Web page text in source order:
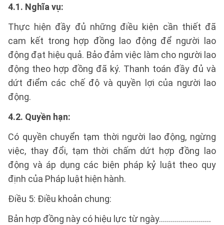
4.1. Nghĩa vụ:
Thực hiện đầy đủ những điều kiện cần thiết đã
cam kết trong hợp đồng lao động để người lao
động đạt hiệu quả. Bảo đảm việc làm cho người lao
động theo hợp đồng đã ký. Thanh toán đầy đủ và
dứt điểm các chế độ và quyền lợi của người lao
động.
4.2. Quyền hạn:
Có quyền chuyển tạm thời người lao động, ngừng
việc, thay đổi, tạm thời chấm dứt hợp đồng lao
động và áp dụng các biện pháp kỷ luật theo quy
định của Pháp luật hiện hành.
Điều 5: Điều khoản chung:
Bản hợp đồng này có hiệu lực từ ngày..........................